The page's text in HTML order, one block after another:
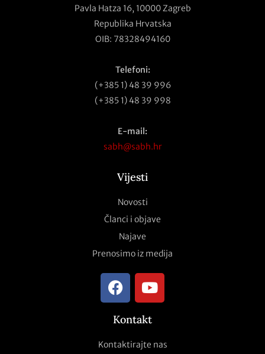
Pavla Hatza 16, 10000 Zagreb
Republika Hrvatska
OIB: 78328494160
Telefoni:
(+385 1) 48 39 996
(+385 1) 48 39 998
E-mail:
sabh@sabh.hr
Vijesti
Novosti
Članci i objave
Najave
Prenosimo iz medija
Kontakt
Kontaktirajte nas